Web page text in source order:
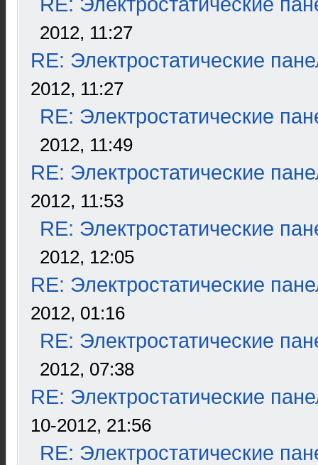
2012, 11:27
RE: Электростатические
2012, 11:27
RE: Электростатические
2012, 11:49
RE: Электростатические
2012, 11:53
RE: Электростатические
2012, 12:05
RE: Электростатические
2012, 01:16
RE: Электростатические
2012, 07:38
RE: Электростатические
10-2012, 21:56
RE: Электростатические